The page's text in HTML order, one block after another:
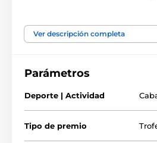
Ver descripción completa
Parámetros
Deporte | Actividad
Tipo de premio